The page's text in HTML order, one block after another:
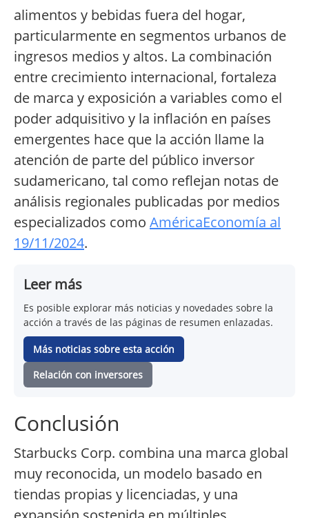
alimentos y bebidas fuera del hogar,
particularmente en segmentos urbanos de
ingresos medios y altos. La combinación
entre crecimiento internacional, fortaleza
de marca y exposición a variables como el
poder adquisitivo y la inflación en países
emergentes hace que la acción llame la
atención de parte del público inversor
sudamericano, tal como reflejan notas de
análisis regionales publicadas por medios
especializados como AméricaEconomía al
19/11/2024.
Leer más
Es posible explorar más noticias y novedades sobre la
acción a través de las páginas de resumen enlazadas.
Más noticias sobre esta acción
Relación con inversores
Conclusión
Starbucks Corp. combina una marca global
muy reconocida, un modelo basado en
tiendas propias y licenciadas, y una